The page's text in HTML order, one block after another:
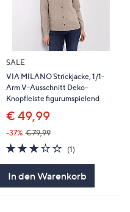
SALE
VIA MILANO Strickjacke, 1/1-
Arm V-Ausschnitt Deko-
Knopfleiste figurumspielend
€ 49,99
-37% € 79,99
3.0
von
(1)1
In den Warenkorb